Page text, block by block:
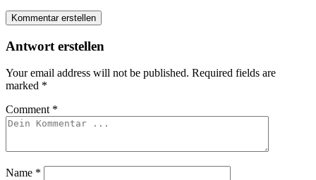
Kommentar erstellen
Antwort erstellen
Your email address will not be published. Required fields are
marked *
Comment *
Name *